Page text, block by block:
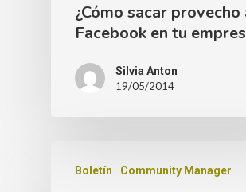
¿Cómo sacar provecho
Facebook en tu
Silvia Anton
19/05/2014
Boletín Community Manager